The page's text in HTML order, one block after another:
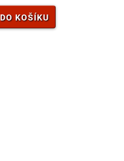
DO KOŠÍKU